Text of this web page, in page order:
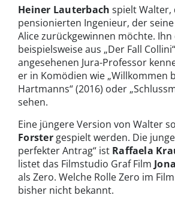
Heiner Lauterbach spielt Walter,
pensionierten Ingenieur, der
Alice zurückgewinnen möchte.
beispielsweise aus „Der Fall
angesehenen Jura-Professor
er in Komödien wie „Willkommen
Hartmanns“ (2016) oder
sehen.
Eine jüngere Version von Walter
Forstergespielt werden. Die
perfekter Antrag“ ist Raffaela
listet das Filmstudio Graf Film
als Zero. Welche Rolle Zero im
bisher nicht bekannt.